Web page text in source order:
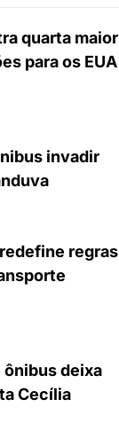
quarta maior
para os EUA
invadir
regras
deixa
Cecília